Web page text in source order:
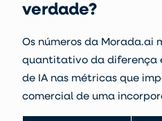
verdade?
Os números da Morada.ai
quantitativo da diferença
de IA nas métricas que
comercial de uma